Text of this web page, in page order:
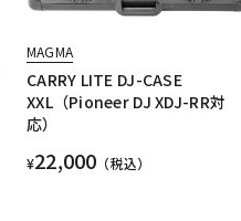
MAGMA
CARRY LITE DJ-CASE
XXL（Pioneer DJ XDJ-RR対
応）
¥22,000 （税込）